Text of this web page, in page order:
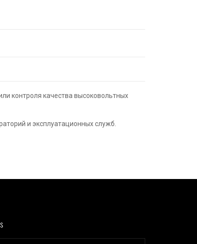
контроля качества высоковольтных
и эксплуатационных служб.